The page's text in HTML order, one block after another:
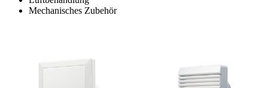
Mechanisches Zubehör